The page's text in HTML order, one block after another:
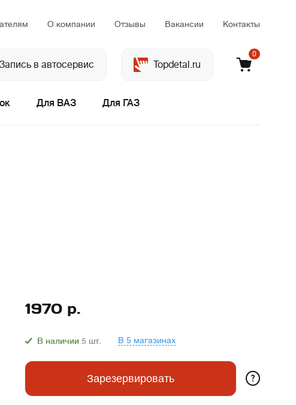
О компании Отзывы Вакансии Контакты
в автосервис Topdetal.ru
0
Для ВАЗ Для ГАЗ
1970 р.
В наличии 5 шт. В 5 магазинах
Зарезервировать ?